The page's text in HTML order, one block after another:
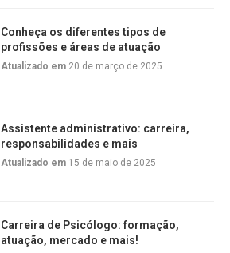
Conheça os diferentes tipos de
profissões e áreas de atuação
Atualizado em 20 de março de 2025
Assistente administrativo: carreira,
responsabilidades e mais
Atualizado em 15 de maio de 2025
Carreira de Psicólogo: formação,
atuação, mercado e mais!